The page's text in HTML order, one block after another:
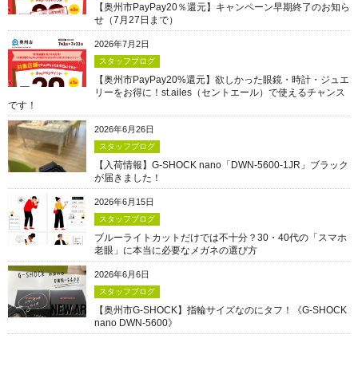
【奥州市PayPay20％還元】キャンペーン早期終了のお知ら
せ（7月27日まで）
2026年7月2日
スタッフブログ
【奥州市PayPay20%還元】欲しかった眼鏡・時計・ジュエ
リーをお得に！st.ailes（セントエール）で使えるチャンス
です！
2026年6月26日
スタッフブログ
【入荷情報】G-SHOCK nano「DWN-5600-1JR」ブラック
が届きました！
2026年6月15日
スタッフブログ
ブルーライトカットだけでは不十分？30・40代の「スマホ
老眼」に本当に必要なメガネの選び方
2026年6月6日
スタッフブログ
【奥州市G-SHOCK】指輪サイズなのにタフ！《G-SHOCK
nano DWN-5600》